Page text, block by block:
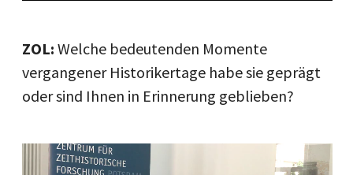
ZOL: Welche bedeutenden Momente
vergangener Historikertage habe sie geprägt
oder sind Ihnen in Erinnerung geblieben?